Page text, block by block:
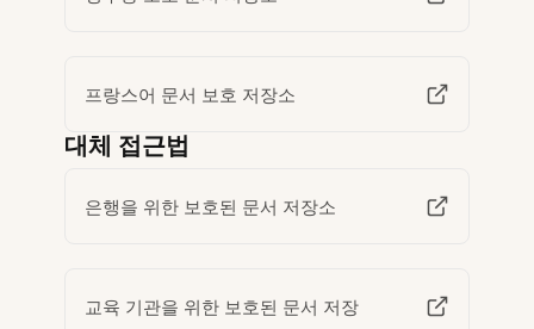
프랑스어 문서 보호 저장소
대체 접근법
은행을 위한 보호된 문서 저장소
교육 기관을 위한 보호된 문서 저장